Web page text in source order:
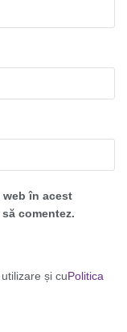
web în acest
comentez.
și cuPolitica